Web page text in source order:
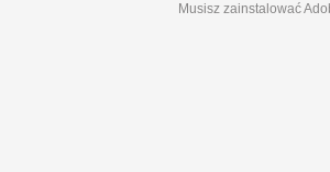
Musisz zainstalować